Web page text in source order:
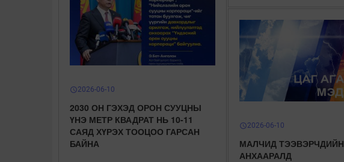
schedule2026-06-10
2030 ОН ГЭХЭД ОРОН СУУЦНЫ
ҮНЭ МЕТР КВАДРАТ НЬ 10-11
САЯД ХҮРЭХ ТООЦОО ГАРСАН
БАЙНА
schedule2026-06-10
МАЛЧИД ТЭЭВЭРЧДИЙН
АНХААРАЛД